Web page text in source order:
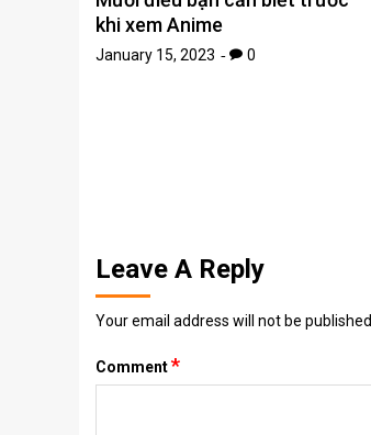
khi xem Anime
January 15, 2023 0
Leave A Reply
Your email address will not be published.
Comment*